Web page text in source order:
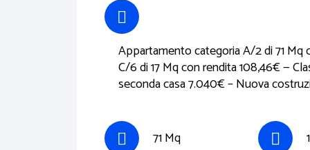
Appartamento categoria A/2 di 71
C/6 di 17 Mq con rendita 108,46€ —
seconda casa 7.040€ – Nuova
71 Mq